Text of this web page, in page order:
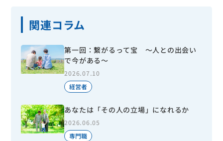
関連コラム
第一回：繋がるって宝 ～人との出会い
で今がある～
2026.07.10
経営者
あなたは「その人の立場」になれるか
2026.06.05
専門職